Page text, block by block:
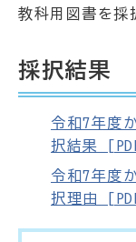
教科用図書を採
採択結果
令和7年度
択結果
令和7年度
択理由